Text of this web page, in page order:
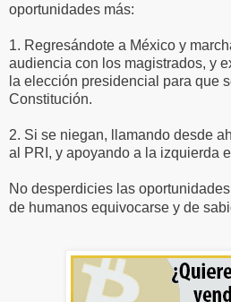
oportunidades más:
1. Regresándote a México y
audiencia con los magistrados, y
la elección presidencial para que
Constitución.
2. Si se niegan, llamando desde
al PRI, y apoyando a la izquierda
No desperdicies las
de humanos equivocarse y de